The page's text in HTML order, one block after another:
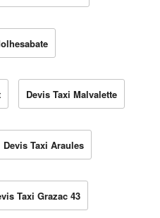
Devis Taxi Malvalette
Devis Taxi Araules
Taxi Grazac 43